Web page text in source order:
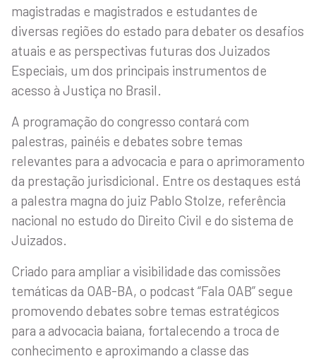
magistradas e magistrados e estudantes de
diversas regiões do estado para debater os desafios
atuais e as perspectivas futuras dos Juizados
Especiais, um dos principais instrumentos de
acesso à Justiça no Brasil.
A programação do congresso contará com
palestras, painéis e debates sobre temas
relevantes para a advocacia e para o aprimoramento
da prestação jurisdicional. Entre os destaques está
a palestra magna do juiz Pablo Stolze, referência
nacional no estudo do Direito Civil e do sistema de
Juizados.
Criado para ampliar a visibilidade das comissões
temáticas da OAB-BA, o podcast “Fala OAB” segue
promovendo debates sobre temas estratégicos
para a advocacia baiana, fortalecendo a troca de
conhecimento e aproximando a classe das